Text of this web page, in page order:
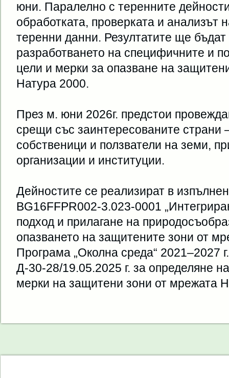
юни. Паралелно с теренните
обработката, проверката и анализът
теренни данни. Резултатите ще
разработването на специфичните и
цели и мерки за опазване на
Натура 2000.
През м. юни 2026г. предстои
срещи със заинтересованите страни
собственици и ползватели на земи,
организации и институции.
Дейностите се реализират в
BG16FFPR002-3.023-0001
подход и прилагане на
опазването на защитените зони от
Програма „Околна среда“ 2021–2027
Д-30-28/19.05.2025 г. за определяне
мерки на защитени зони от мрежата